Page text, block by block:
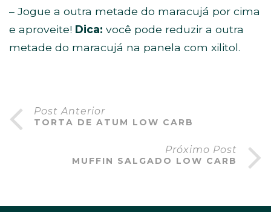
– Jogue a outra metade do maracujá por cima
e aproveite! Dica: você pode reduzir a outra
metade do maracujá na panela com xilitol.
Post Anterior
TORTA DE ATUM LOW CARB
Próximo Post
MUFFIN SALGADO LOW CARB